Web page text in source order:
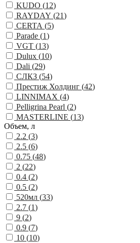
KUDO (12)
RAYDAY (21)
CERTA (5)
Parade (1)
VGT (13)
Dulux (10)
Dali (29)
СЛКЗ (54)
Престиж Холдинг (42)
LINNIMAX (4)
Pelligrina Pearl (2)
MASTERLINE (13)
Объем, л
2.2 (3)
2.5 (6)
0.75 (48)
2 (22)
0.4 (2)
0.5 (2)
520мл (33)
2.7 (1)
9 (2)
0.9 (7)
10 (10)